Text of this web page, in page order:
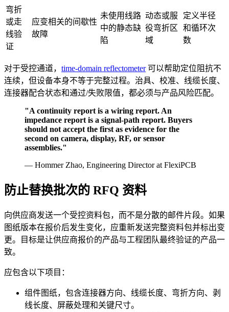
弯折
或走
线验
证
应变相关的间歇性
故障
未使用线路
中的静态缺
陷
动态或服
役弯折区
域
定义半径
和循环次
数
对于受控通道， time-domain reflectometer可以帮助定位阻抗不
连续，但设备本身不等于完整过程。治具、校准、线缆长度、
连接器配合状态和通过/失败限值，都必须与产品风险匹配。
"A continuity report is a wiring report. An
impedance report is a signal-path report. Buyers
should not accept the first as evidence for the
second on camera, display, RF, or sensor
assemblies."
— Hommer Zhao, Engineering Director at FlexiPCB
防止替换批次的 RFQ 资料
向供应商发送一个受控资料包，而不是分散的邮件片段。如果
图纸版本在报价后发生变化，应重新发送完整资料包并标出变
更。目标是让供应商报价的产品与工程团队最终验证的产品一
致。
应包含以下项目：
组件图纸，包含连接器方向、线缆长度、弯折方向、剥
线长度、屏蔽处理和关键尺寸。